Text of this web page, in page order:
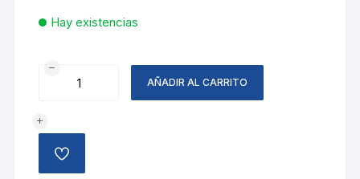
Hay existencias
NOTAS
ADHESIVAS
PASTEL
cantidad
AÑADIR AL CARRITO
AÑADIR
A